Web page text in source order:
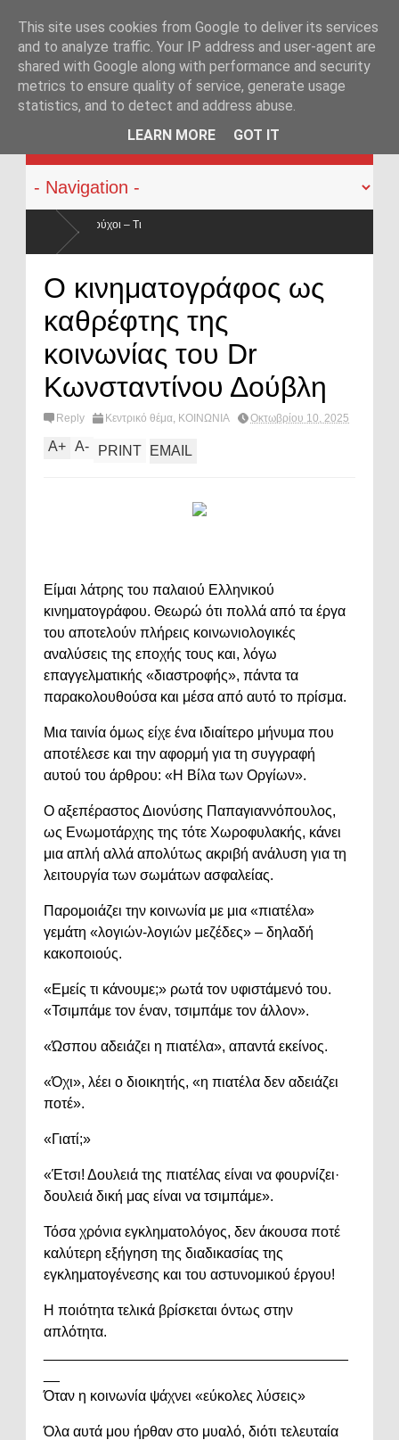
KATEHACKER
ο νόμος
Ο κινηματογράφος ως
καθρέφτης της
κοινωνίας του Dr
Κωνσταντίνου Δούβλη
Reply Κεντρικό θέμα, ΚΟΙΝΩΝΙΑ Οκτωβρίου 10, 2025
A+ A- PRINT EMAIL
Είμαι λάτρης του παλαιού Ελληνικού
κινηματογράφου. Θεωρώ ότι πολλά από τα έργα
του αποτελούν πλήρεις κοινωνιολογικές
αναλύσεις της εποχής τους και, λόγω
επαγγελματικής «διαστροφής», πάντα τα
παρακολουθούσα και μέσα από αυτό το πρίσμα.
Μια ταινία όμως είχε ένα ιδιαίτερο μήνυμα που
αποτέλεσε και την αφορμή για τη συγγραφή
αυτού του άρθρου: «Η Βίλα των Οργίων».
Ο αξεπέραστος Διονύσης Παπαγιαννόπουλος,
ως Ενωμοτάρχης της τότε Χωροφυλακής, κάνει
μια απλή αλλά απολύτως ακριβή ανάλυση για τη
λειτουργία των σωμάτων ασφαλείας.
Παρομοιάζει την κοινωνία με μια «πιατέλα»
γεμάτη «λογιών-λογιών μεζέδες» – δηλαδή
κακοποιούς.
«Εμείς τι κάνουμε;» ρωτά τον υφιστάμενό του.
«Τσιμπάμε τον έναν, τσιμπάμε τον άλλον».
«Ώσπου αδειάζει η πιατέλα», απαντά εκείνος.
«Όχι», λέει ο διοικητής, «η πιατέλα δεν αδειάζει
ποτέ».
«Γιατί;»
«Έτσι! Δουλειά της πιατέλας είναι να φουρνίζει·
δουλειά δική μας είναι να τσιμπάμε».
Τόσα χρόνια εγκληματολόγος, δεν άκουσα ποτέ
καλύτερη εξήγηση της διαδικασίας της
εγκληματογένεσης και του αστυνομικού έργου!
Η ποιότητα τελικά βρίσκεται όντως στην
απλότητα.
Όταν η κοινωνία ψάχνει «εύκολες λύσεις»
Όλα αυτά μου ήρθαν στο μυαλό, διότι τελευταία
This site uses cookies from Google to deliver its services
and to analyze traffic. Your IP address and user-agent are
shared with Google along with performance and security
metrics to ensure quality of service, generate usage
statistics, and to detect and address abuse.
LEARN MORE
GOT IT